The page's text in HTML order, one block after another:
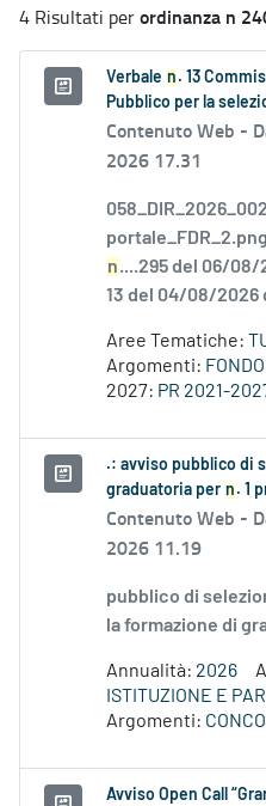
4 Risultati perordinanza n
Verbale n . 13
Pubblico per la
Contenuto Web -
2026 17.31
n....295 del 06/08/
13 del 04/08/2026
Aree Tematiche:
Argomenti:
2027: PR 2021-
.: avviso pubblico di
graduatoria per n . 1
Contenuto Web -
2026 11.19
pubblico di
la formazione di
Annualità: 2026
ISTITUZIONE E
Argomenti:
Avviso Open Call